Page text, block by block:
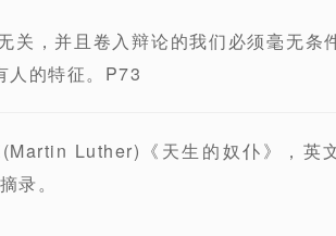
关，并且卷入辩论的我们必须毫无条
人的特征。P73
Luther)《天生的奴仆》，英
录。